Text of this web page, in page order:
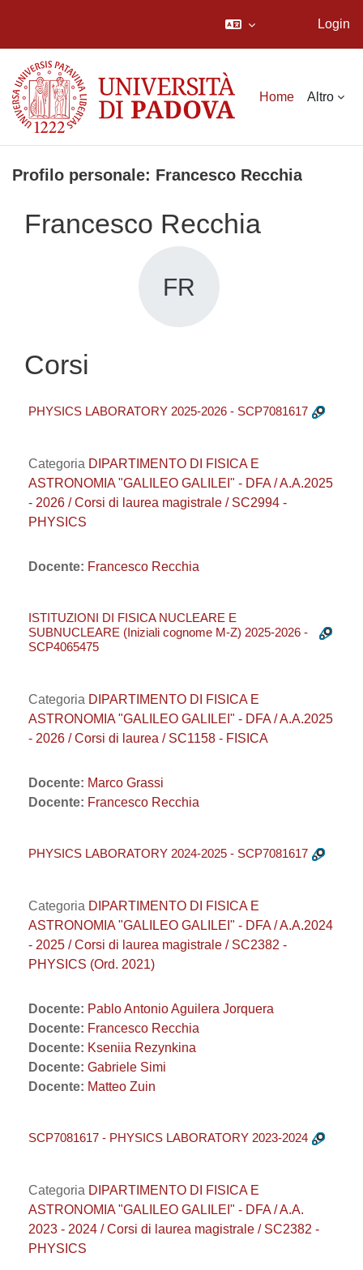
Login
Home Altro
Profilo personale: Francesco Recchia
Francesco Recchia
FR
Corsi
PHYSICS LABORATORY 2025-2026 - SCP7081617
Categoria DIPARTIMENTO DI FISICA E
ASTRONOMIA "GALILEO GALILEI" - DFA / A.A.2025
- 2026 / Corsi di laurea magistrale / SC2994 -
PHYSICS
Docente: Francesco Recchia
ISTITUZIONI DI FISICA NUCLEARE E
SUBNUCLEARE (Iniziali cognome M-Z) 2025-2026 -
SCP4065475
Categoria DIPARTIMENTO DI FISICA E
ASTRONOMIA "GALILEO GALILEI" - DFA / A.A.2025
- 2026 / Corsi di laurea / SC1158 - FISICA
Docente: Marco Grassi
Docente: Francesco Recchia
PHYSICS LABORATORY 2024-2025 - SCP7081617
Categoria DIPARTIMENTO DI FISICA E
ASTRONOMIA "GALILEO GALILEI" - DFA / A.A.2024
- 2025 / Corsi di laurea magistrale / SC2382 -
PHYSICS (Ord. 2021)
Docente: Pablo Antonio Aguilera Jorquera
Docente: Francesco Recchia
Docente: Kseniia Rezynkina
Docente: Gabriele Simi
Docente: Matteo Zuin
SCP7081617 - PHYSICS LABORATORY 2023-2024
Categoria DIPARTIMENTO DI FISICA E
ASTRONOMIA "GALILEO GALILEI" - DFA / A.A.
2023 - 2024 / Corsi di laurea magistrale / SC2382 -
PHYSICS